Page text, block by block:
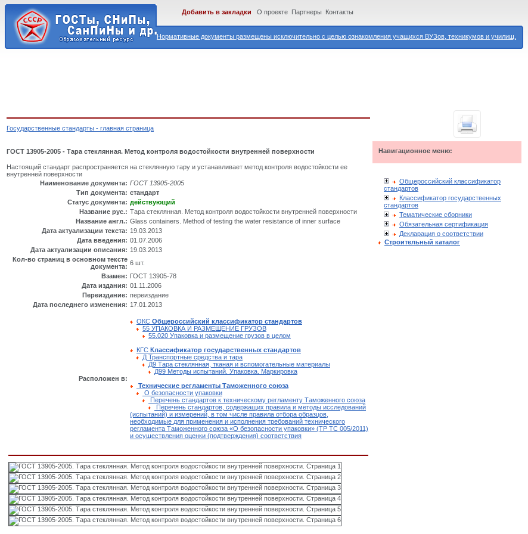
Нормативные документы размещены исключительно с целью ознакомления учащихся ВУЗов, техникумов и училищ.
Добавить в закладки О проекте Партнеры Контакты
Государственные стандарты - главная страница
ГОСТ 13905-2005 - Тара стеклянная. Метод контроля водостойкости внутренней поверхности
Настоящий стандарт распространяется на стеклянную тару и устанавливает метод контроля водостойкости ее
внутренней поверхности
Наименование документа: ГОСТ 13905-2005
Тип документа: стандарт
Статус документа: действующий
Название рус.: Тара стеклянная. Метод контроля водостойкости внутренней поверхности
Название англ.: Glass containers. Method of testing the water resistance of inner surface
Дата актуализации текста: 19.03.2013
Дата введения: 01.07.2006
Дата актуализации описания: 19.03.2013
Кол-во страниц в основном тексте
документа: 6 шт.
Взамен: ГОСТ 13905-78
Дата издания: 01.11.2006
Переиздание: переиздание
Дата последнего изменения: 17.01.2013
Расположен в:
ОКС Общероссийский классификатор стандартов
55 УПАКОВКА И РАЗМЕЩЕНИЕ ГРУЗОВ
55.020 Упаковка и размещение грузов в целом
КГС Классификатор государственных стандартов
Д Транспортные средства и тара
Д9 Тара стеклянная, тканая и вспомогательные материалы
Д99 Методы испытаний. Упаковка. Маркировка
Технические регламенты Таможенного союза
О безопасности упаковки
Перечень стандартов к техническому регламенту Таможенного союза
Перечень стандартов, содержащих правила и методы исследований
(испытаний) и измерений, в том числе правила отбора образцов,
необходимые для применения и исполнения требований технического
регламента Таможенного союза «О безопасности упаковки» (ТР ТС 005/2011)
и осуществления оценки (подтверждения) соответствия
Навигационное меню:
Общероссийский классификатор
стандартов
Классификатор государственных
стандартов
Тематические сборники
Обязательная сертификация
Декларация о соответствии
Строительный каталог